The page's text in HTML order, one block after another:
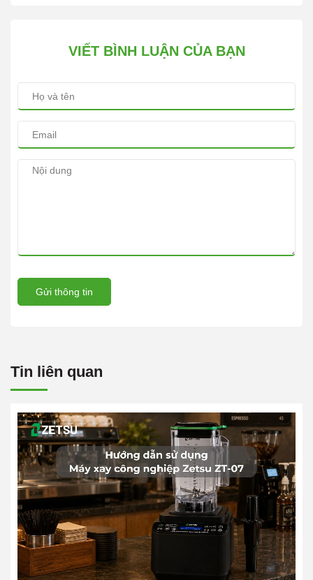
VIẾT BÌNH LUẬN CỦA BẠN
Gửi thông tin
Tin liên quan